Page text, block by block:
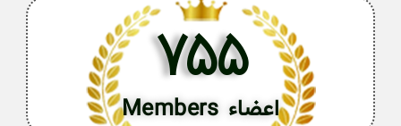
اعضاء Members
755